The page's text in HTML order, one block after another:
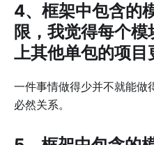
4、框架中包含的
限，我觉得每个
上其他单包的项目
一件事情做得少并不就能做
必然关系。